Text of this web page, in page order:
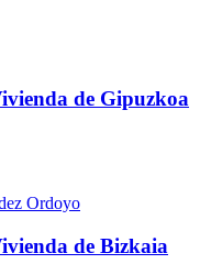
de Gipuzkoa
Ordoyo
de Bizkaia